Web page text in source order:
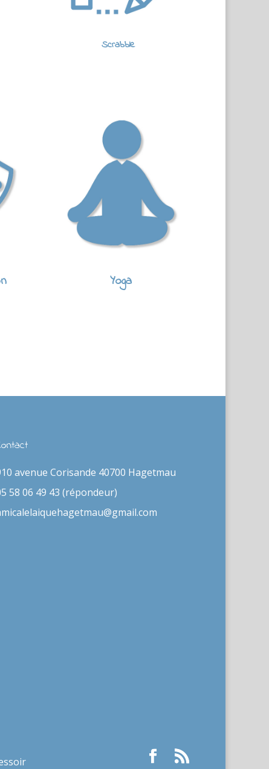
Scrabble
Yoga
avenue Corisande 40700 Hagetmau
58 06 49 43 (répondeur)